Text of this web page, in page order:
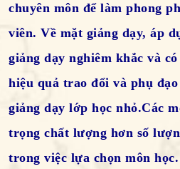
chuyên môn để làm phong
viên. Về mặt giảng dạy, áp
giảng dạy nghiêm khắc và
hiệu quả trao đổi và phụ
giảng dạy lớp học nhỏ.Các
trọng chất lượng hơn số
trong việc lựa chọn môn học.